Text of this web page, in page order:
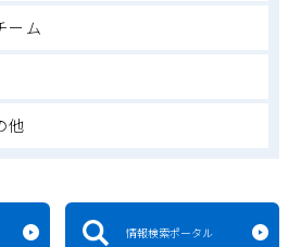
ーム
他
情報検索ポータル